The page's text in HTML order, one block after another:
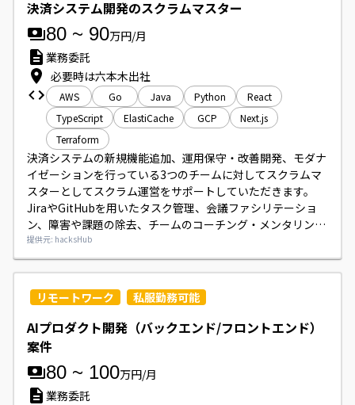
決済システム開発のスクラムマスター
80 ~ 90万円/月
業務委託
必要時は六本木出社
AWS Go Java Python
React
TypeScript
ElastiCache GCP
Next.js
Terraform
決済システムの新規機能追加、運用保守・改善開発、モダナ
イゼーションを行っている3つのチームに対してスクラムマ
スターとしてスクラム運営をサポートしていただきます。
JiraやGitHubを用いたタスク管理、会議ファシリテーショ
ン、障害や課題の除去、チームのコーチング・メンタリング
を中心にご対応いただきます。
開発環境はMac、技術スタックは既存が
Java/TypeScript/Python、モダナイゼーション側が
Go/TypeScriptなどです。
提供元: hacksHub
リモートワーク 私服勤務可能
AIプロダクト開発（バックエンド/フロントエンド）
案件
80 ~ 100万円/月
業務委託